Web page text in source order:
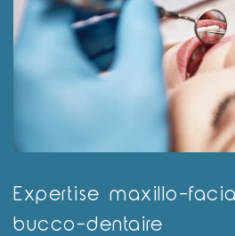
Expertise maxillo-
bucco-dentaire